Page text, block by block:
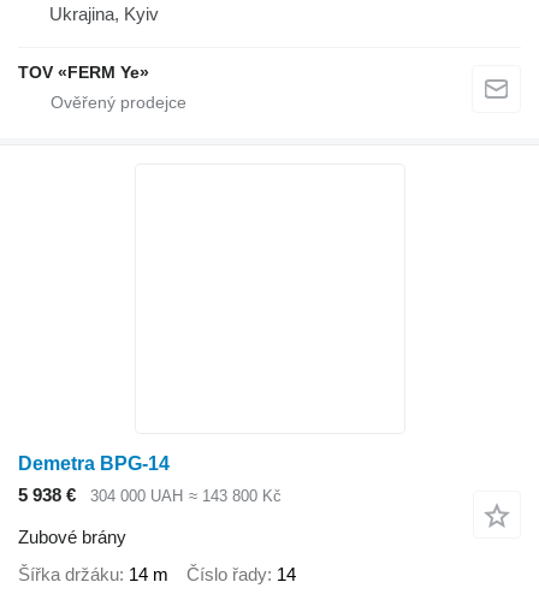
Ukrajina, Kyiv
TOV «FERM Ye»
Demetra BPG-14
5 938 €
304 000 UAH ≈ 143 800 Kč
Zubové brány
Šířka držáku 14 m Číslo řady 14